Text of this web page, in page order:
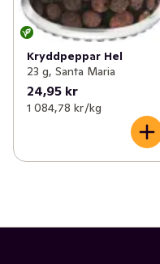
Kryddpeppar Hel
23 g, Santa Maria
24,95 kr
1 084,78 kr /kg